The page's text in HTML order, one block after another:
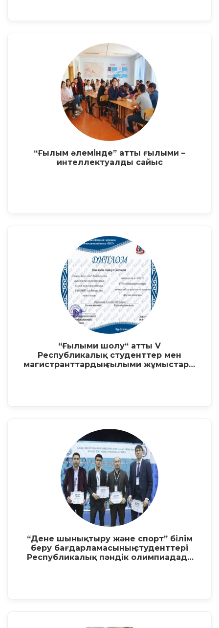
“Ғылым әлемінде” атты ғылыми –
интеллектуалды сайыс
“Ғылыми шолу“ атты V
Республикалық студенттер мен
магистранттардың ғылыми жұмыстары
“Дене шынықтыру және спорт” білім
беру бағдарламасының студенттері
Республикалық пәндік олимпиадада